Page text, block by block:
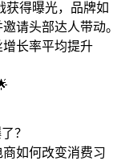
得曝光，品牌如
请头部达人带动。
长率平均提升
？
如何改变消费习